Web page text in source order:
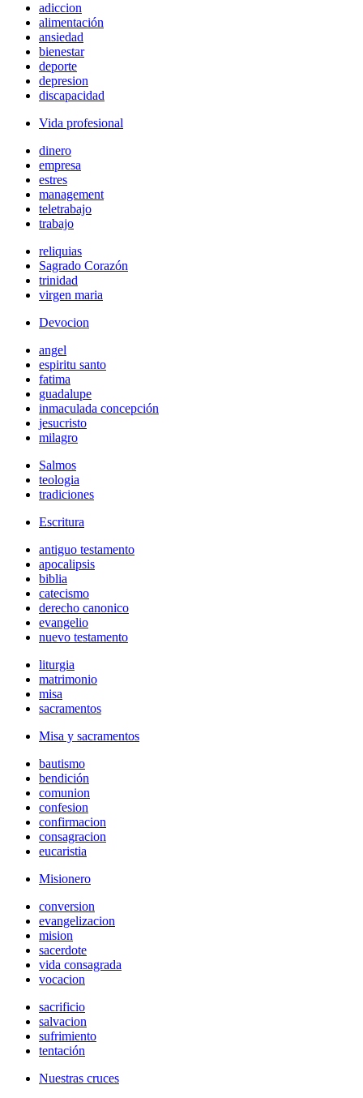
adiccion
alimentación
ansiedad
bienestar
deporte
depresion
discapacidad
Vida profesional
dinero
empresa
estres
management
teletrabajo
trabajo
reliquias
Sagrado Corazón
trinidad
virgen maria
Devocion
angel
espiritu santo
fatima
guadalupe
inmaculada concepción
jesucristo
milagro
Salmos
teologia
tradiciones
Escritura
antiguo testamento
apocalipsis
biblia
catecismo
derecho canonico
evangelio
nuevo testamento
liturgia
matrimonio
misa
sacramentos
Misa y sacramentos
bautismo
bendición
comunion
confesion
confirmacion
consagracion
eucaristia
Misionero
conversion
evangelizacion
mision
sacerdote
vida consagrada
vocacion
sacrificio
salvacion
sufrimiento
tentación
Nuestras cruces